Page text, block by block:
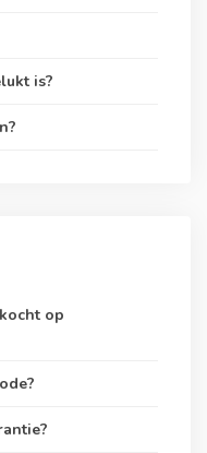
is?
op